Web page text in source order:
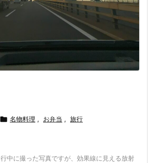
 名物料理 , お弁当 , 旅行
中に撮った写真ですが、効果線に見える放射